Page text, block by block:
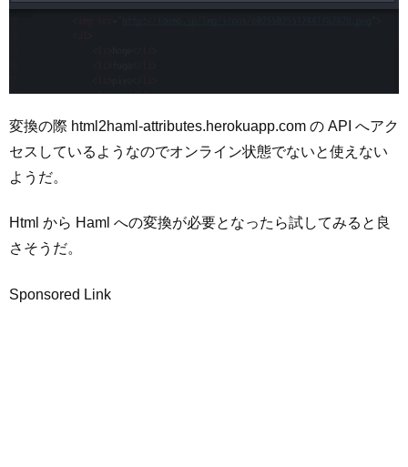
変換の際 html2haml-attributes.herokuapp.com の API へアク
セスしているようなのでオンライン状態でないと使えない
ようだ。
Html から Haml への変換が必要となったら試してみると良
さそうだ。
Sponsored Link